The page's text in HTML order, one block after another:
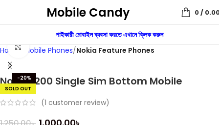
Mobile Candy 0/
পাইকারী মোবাইল ব্যবসা করতে এখানে ক্লিক করুন
Home
Mobile Phones Nokia Feature Phones
-20%
SOLD OUT
Click to enlarge
Nokia 1200 Single Sim Bottom Mobile
(1 customer review)